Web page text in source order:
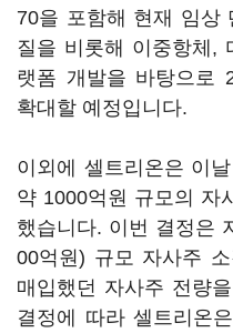
70을 포함해 현재 임상
질을 비롯해 이중항체,
랫폼 개발을 바탕으로
확대할 예정입니다.
이외에 셀트리온은 이
약 1000억원 규모의 자
했습니다. 이번 결정은
00억원) 규모 자사주
매입했던 자사주 전량
결정에 따라 셀트리온